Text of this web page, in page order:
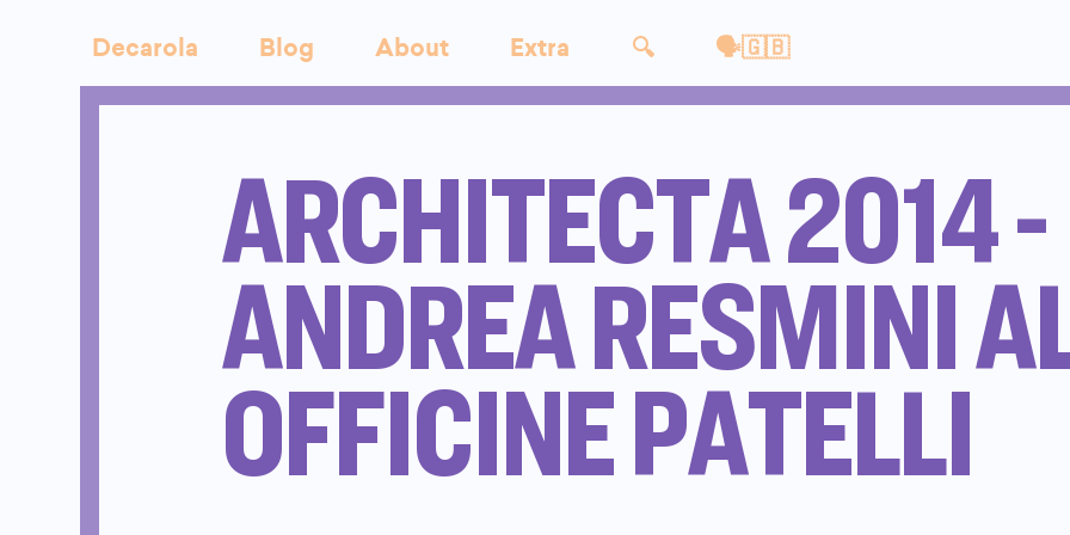
Decarola Blog About Extra 🔍 🗣🇬🇧
ARCHITECTA 2014 -
ANDREA RESMINI
OFFICINE PATELLI